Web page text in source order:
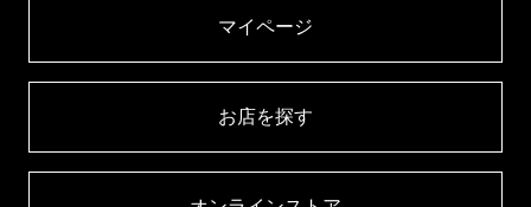
マイページ​
お店を探す​